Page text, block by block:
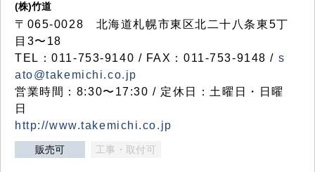
(株)竹道
〒065-0028 北海道札幌市東区北二十八条東5丁
目3〜18
TEL：011-753-9140 / FAX：011-753-9148 / s
ato@takemichi.co.jp
営業時間：8:30〜17:30 / 定休日：土曜日・日曜
日
http://www.takemichi.co.jp
販売可 工事・取付可